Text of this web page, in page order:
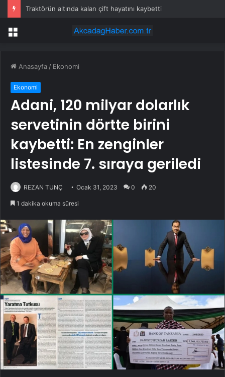
Traktörün altında kalan çift hayatını kaybetti
Menü
Anasayfa / Ekonomi
Ekonomi
Adani, 120 milyar dolarlık
servetinin dörtte birini
kaybetti: En zenginler
listesinde 7. sıraya geriledi
REZAN TUNÇ Ocak 31, 2023 0 20
1 dakika okuma süresi